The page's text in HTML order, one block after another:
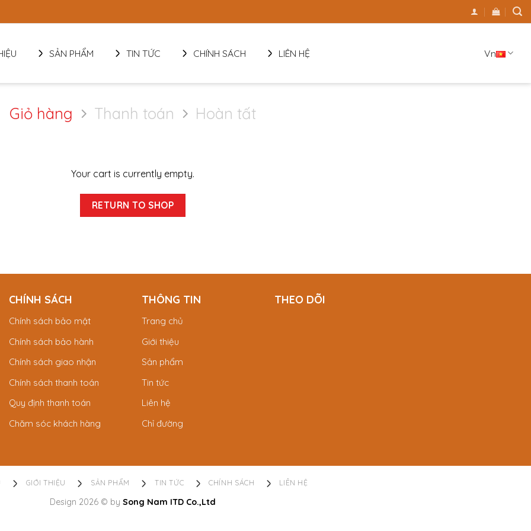
SẢN PHẨM TIN TỨC CHÍNH SÁCH LIÊN HỆ Vn
Giỏ hàng Thanh toán Hoàn tất
Your cart is currently empty.
RETURN TO SHOP
CHÍNH SÁCH
Chính sách bảo mật
Chính sách bảo hành
Chính sách giao nhận
Chính sách thanh toán
Quy định thanh toán
Chăm sóc khách hàng
THÔNG TIN
Trang chủ
Giới thiệu
Sản phẩm
Tin tức
Liên hệ
Chỉ đường
THEO DÕI
GIỚI THIỆU SẢN PHẨM TIN TỨC CHÍNH SÁCH LIÊN HỆ
Design 2026 © by Song Nam ITD Co.,Ltd